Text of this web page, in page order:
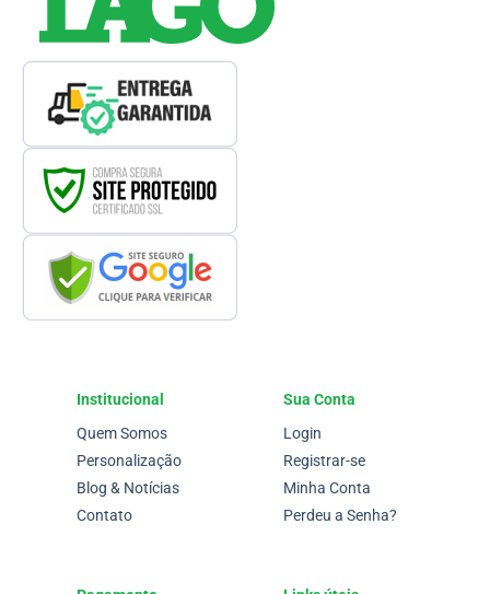
Institucional
Quem Somos
Personalização
Blog & Notícias
Contato
Sua Conta
Login
Registrar-se
Minha Conta
Perdeu a Senha?